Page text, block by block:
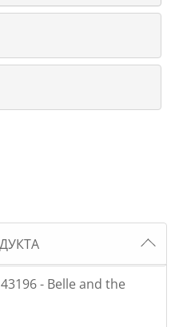
- Belle and the